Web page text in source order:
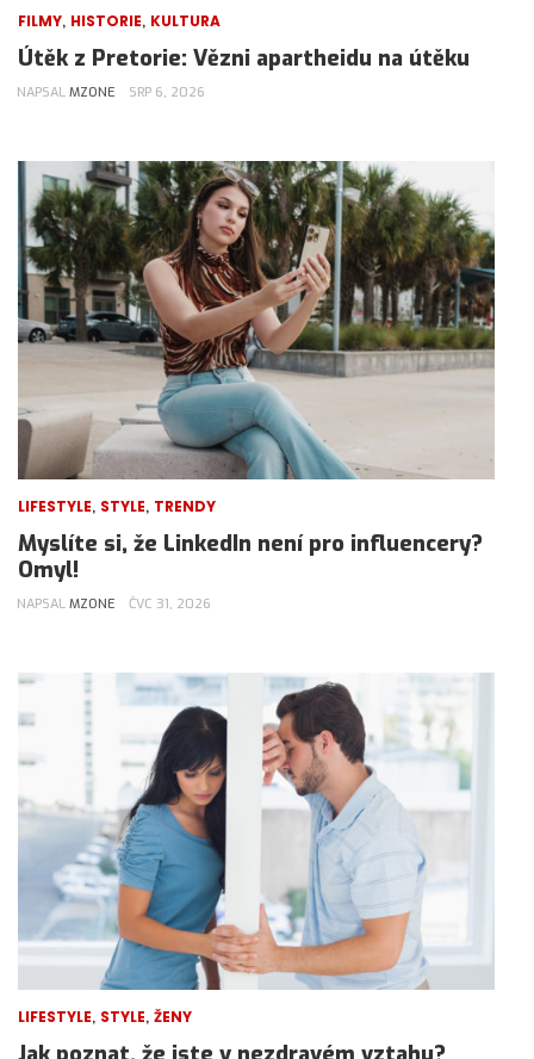
FILMY, HISTORIE, KULTURA
Útěk z Pretorie: Vězni apartheidu na útěku
NAPSAL MZONE SRP 6, 2026
LIFESTYLE, STYLE, TRENDY
Myslíte si, že LinkedIn není pro influencery?
Omyl!
NAPSAL MZONE ČVC 31, 2026
LIFESTYLE, STYLE, ŽENY